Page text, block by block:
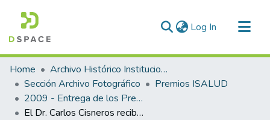
Log In (current)
Communities & Collections
All of DSpace
Statistics
Home
Archivo Histórico Institucional
Sección Archivo Fotográfico
Premios ISALUD
2009 - Entrega de los Premios ISALUD
El Dr. Carlos Cisneros recibe Premio Isalud 2009 en Categoría: Sociedad y Salud (Individual)